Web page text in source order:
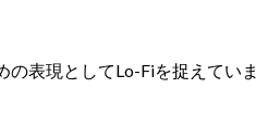
表現としてLo-Fiを捉えていま